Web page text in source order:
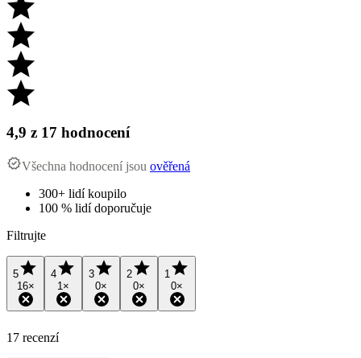
4,9 z 17 hodnocení
Všechna hodnocení jsou ověřená
300+ lidí koupilo
100 % lidí doporučuje
Filtrujte
5
16×
4
1×
3
0×
2
0×
1
0×
17 recenzí